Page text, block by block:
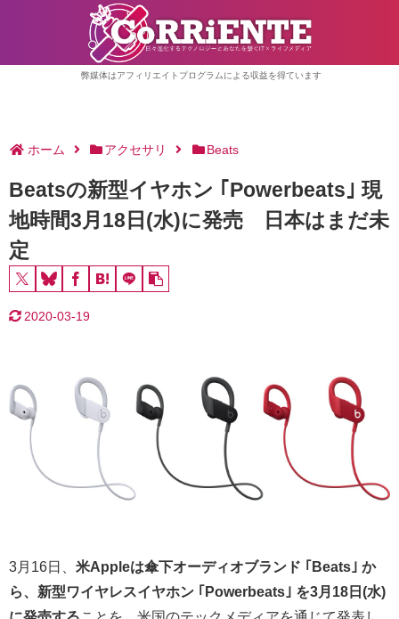
弊媒体はアフィリエイトプログラムによる収益を得ています
ホーム アクセサリ Beats
Beatsの新型イヤホン ｢Powerbeats｣ 現
地時間3月18日(水)に発売 日本はまだ未
定
2020-03-19
3月16日、 米Appleは傘下オーディオブランド ｢Beats｣ か
ら、新型ワイヤレスイヤホン ｢Powerbeats｣ を3月18日(水)